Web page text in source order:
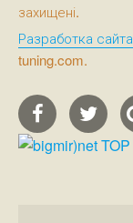
захищені.
Разработка сайта
tuning.com.